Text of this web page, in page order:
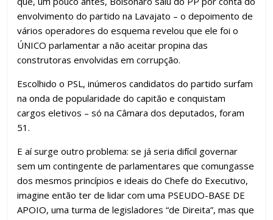
envolvimento do partido na Lavajato – o depoimento de
vários operadores do esquema revelou que ele foi o
ÚNICO parlamentar a não aceitar propina das
construtoras envolvidas em corrupção.
Escolhido o PSL, inúmeros candidatos do partido surfam
na onda de popularidade do capitão e conquistam
cargos eletivos – só na Câmara dos deputados, foram
51.
E aí surge outro problema: se já seria difícil governar
sem um contingente de parlamentares que comungasse
dos mesmos princípios e ideais do Chefe do Executivo,
imagine então ter de lidar com uma PSEUDO-BASE DE
APOIO, uma turma de legisladores “de Direita”, mas que